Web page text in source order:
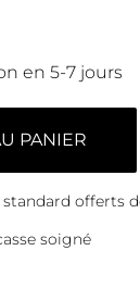
en 5-7 jours
PANIER
standard offerts
soigné